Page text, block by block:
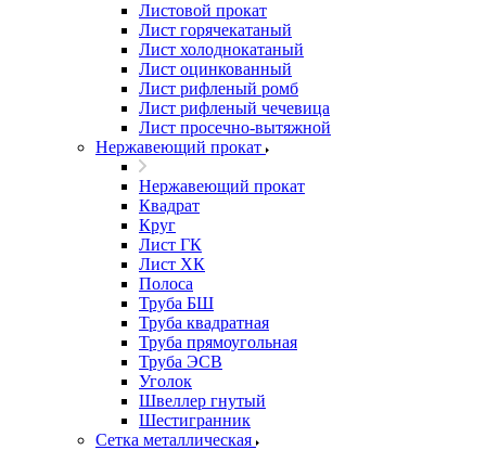
Листовой прокат
Лист горячекатаный
Лист холоднокатаный
Лист оцинкованный
Лист рифленый ромб
Лист рифленый чечевица
Лист просечно-вытяжной
Нержавеющий прокат
Нержавеющий прокат
Квадрат
Круг
Лист ГК
Лист ХК
Полоса
Труба БШ
Труба квадратная
Труба прямоугольная
Труба ЭСВ
Уголок
Швеллер гнутый
Шестигранник
Сетка металлическая